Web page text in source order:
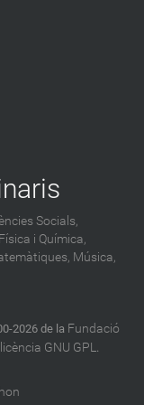
Socials,
Física i Química,
Música,
2026 de la Fundació
GNU GPL.